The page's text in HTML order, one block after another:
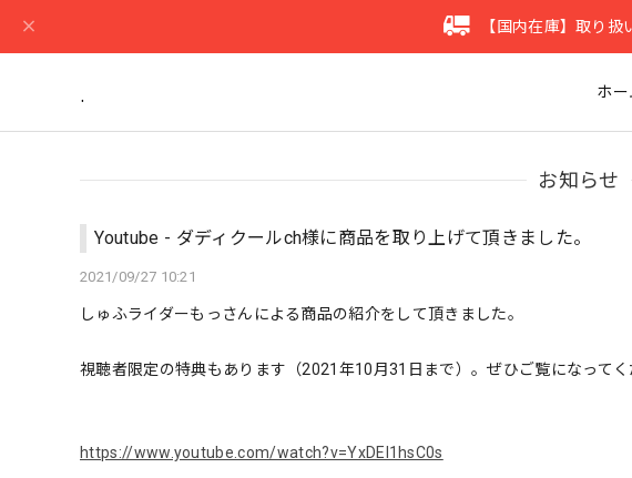
【国内在庫】取り
. ホー
お知らせ
Youtube - ダディクールch様に商品を取り上げて頂きました。
2021/09/27 10:21
しゅふライダーもっさんによる商品の紹介をして頂きました。
視聴者限定の特典もあります（2021年10月31日まで）。ぜひご覧になってく
https://www.youtube.com/watch?v=YxDEI1hsC0s